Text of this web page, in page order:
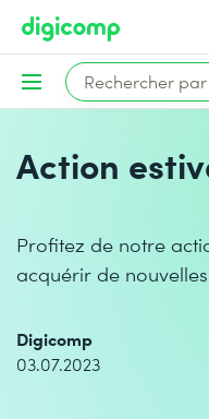
Action
Profitez de notre
acquérir de
Digicomp
03.07.2023